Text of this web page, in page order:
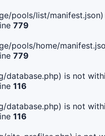
pools/list/
779
pools/home/
779
is not
116
is not
116